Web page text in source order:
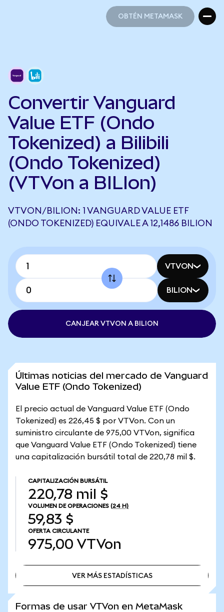
OBTÉN METAMASK
Convertir Vanguard
Value ETF (Ondo
Tokenized) a Bilibili
(Ondo Tokenized)
(VTVon a BILIon)
VTVON/BILION: 1 VANGUARD VALUE ETF
(ONDO TOKENIZED) EQUIVALE A 12,1486 BILION
VTVON
BILION
CANJEAR VTVON A BILION
Últimas noticias del mercado de Vanguard
Value ETF (Ondo Tokenized)
El precio actual de Vanguard Value ETF (Ondo
Tokenized) es 226,45 $ por VTVon. Con un
suministro circulante de 975,00 VTVon, significa
que Vanguard Value ETF (Ondo Tokenized) tiene
una capitalización bursátil total de 220,78 mil $.
CAPITALIZACIÓN BURSÁTIL
220,78 mil $
VOLUMEN DE OPERACIONES (24 H)
59,83 $
OFERTA CIRCULANTE
975,00 VTVon
VER MÁS ESTADÍSTICAS
Formas de usar VTVon en MetaMask